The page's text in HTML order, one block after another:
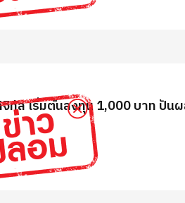
ทัล เริ่มต้นลงทุน 1,000 บาท ปั